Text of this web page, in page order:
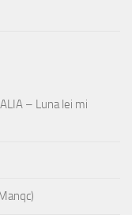
– Luna lei mi